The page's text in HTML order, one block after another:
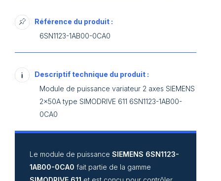
Référence du produit :
6SN1123-1AB00-0CA0
Descriptif technique du produit :
Module de puissance variateur 2 axes SIEMENS
2x50A type SIMODRIVE 611 6SN1123-1AB00-
0CA0
Le module de puissance SIEMENS 6SN1123-
1AB00-0CA0 fait partie de la gamme